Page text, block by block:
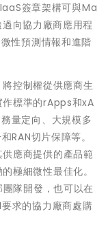
簽章架構可與Ma
向協力廠商應用程
性預測情報和進階
控制權從供應商生
作標準的rApps和xA
量定向、大規模多
RAN切片保障等。
應商提供的產品範
極細微性最佳化。
隊開發，也可以在
要求的協力廠商處購